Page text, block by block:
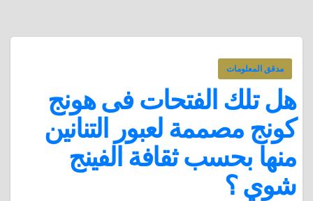
مدقق المعلومات
هل تلك الفتحات فى هونج
كونج مصممة لعبور التنانين
منها بحسب ثقافة الفينج
شوي ؟